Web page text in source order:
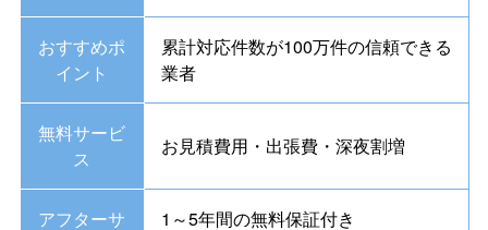
おすすめポ
イント
累計対応件数が100万件の信頼できる
業者
無料サービ
ス
お見積費用・出張費・深夜割増
アフターサ 1～5年間の無料保証付き